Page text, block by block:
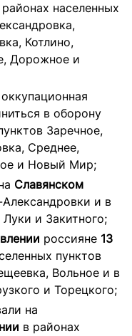
населенных
Котлино,
Дорожное и
оккупационная
в оборону
Заречное,
Среднее,
и Новый Мир;
Славянском
и в
и Закитного;
россияне 13
пунктов
Вольное и в
и Торецкого;
на
в районах